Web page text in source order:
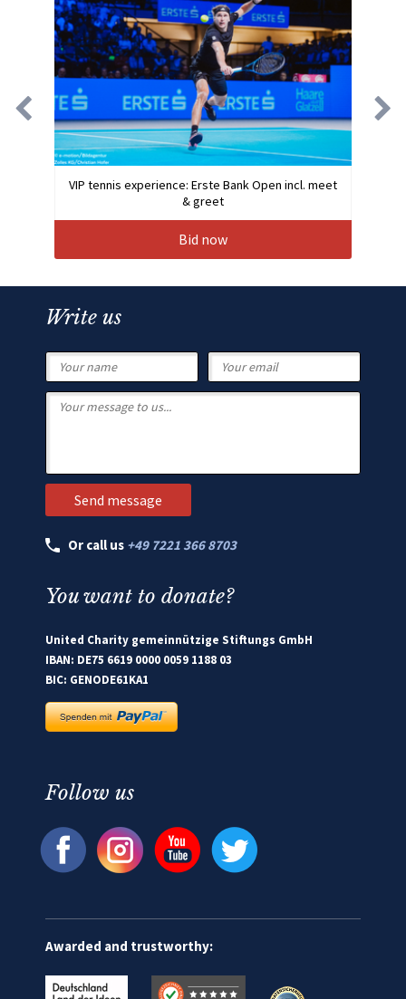
VIP tennis experience: Erste Bank Open incl. meet
& greet
Bid now
Write us
Or call us +49 7221 366 8703
You want to donate?
United Charity gemeinnützige Stiftungs GmbH
IBAN: DE75 6619 0000 0059 1188 03
BIC: GENODE61KA1
Follow us
Awarded and trustworthy: